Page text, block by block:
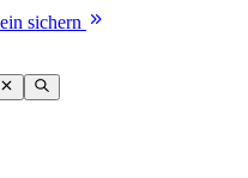
sichern